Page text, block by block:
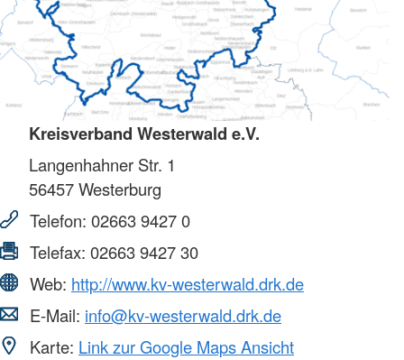
Kreisverband Westerwald e.V.
Langenhahner Str. 1
56457Westerburg
Telefon: 02663 9427 0
Telefax: 02663 9427 30
Web: http://www.kv-westerwald.drk.de
E-Mail: info@kv-westerwald.drk.de
Karte: Link zur Google Maps Ansicht